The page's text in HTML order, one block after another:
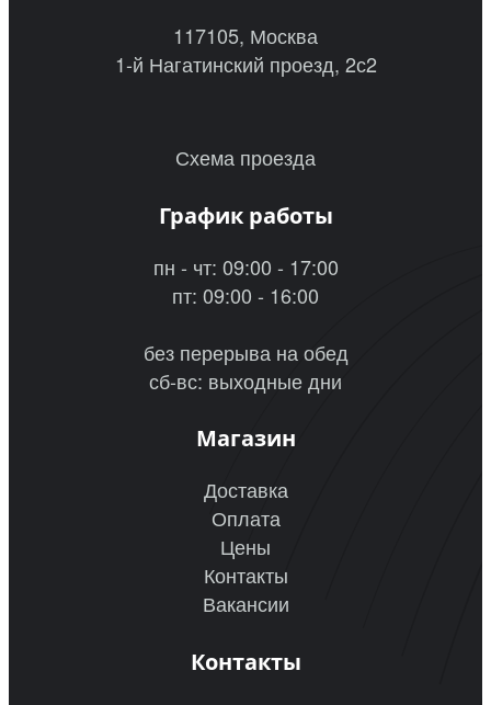
117105, Москва
1-й Нагатинский проезд, 2с2
Схема проезда
График работы
пн - чт: 09:00 - 17:00
пт: 09:00 - 16:00
без перерыва на обед
сб-вс: выходные дни
Магазин
Доставка
Оплата
Цены
Контакты
Вакансии
Контакты